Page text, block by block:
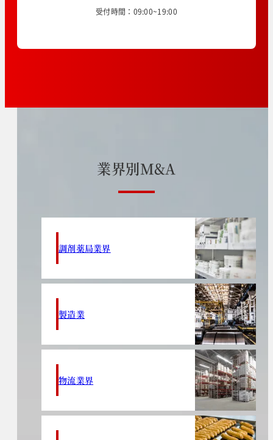
受付時間：09:00~19:00
業界別M&A
調剤薬局業界
製造業
物流業界